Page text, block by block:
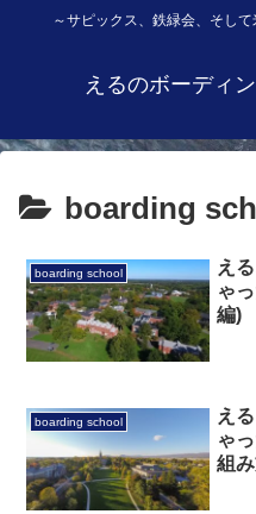
～サピックス、鉄緑会、そし
えるのボーディ
boarding
boarding school
え
ゃ
編)
boarding school
え
ゃ
組